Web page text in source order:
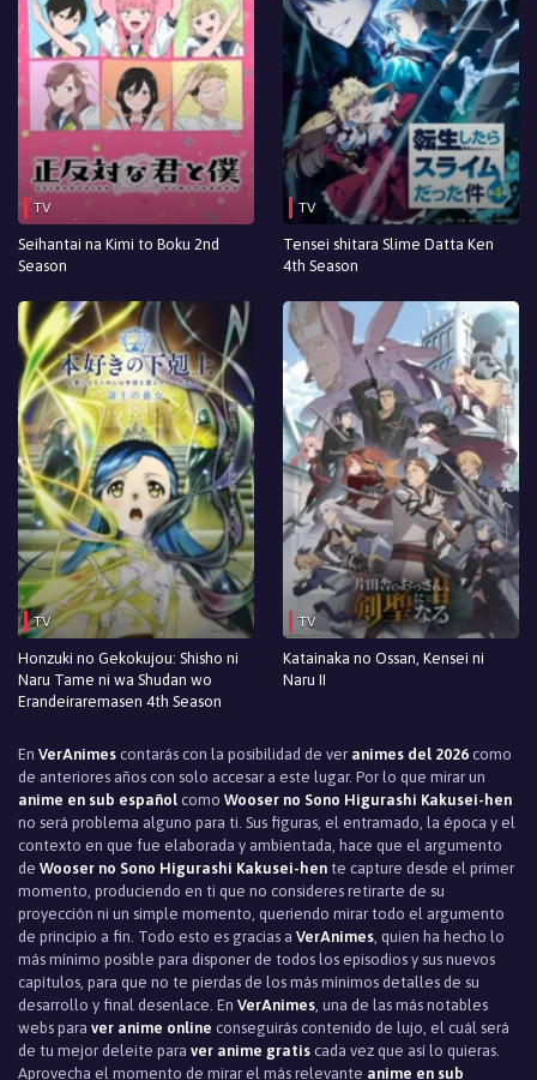
TV
Seihantai na Kimi to Boku 2nd
Season
TV
Tensei shitara Slime Datta Ken
4th Season
TV
Honzuki no Gekokujou: Shisho ni
Naru Tame ni wa Shudan wo
Erandeiraremasen 4th Season
TV
Katainaka no Ossan, Kensei ni
Naru II
En VerAnimes contarás con la posibilidad de ver animes del 2026 como
de anteriores años con solo accesar a este lugar. Por lo que mirar un
anime en sub español como Wooser no Sono Higurashi Kakusei-hen
no será problema alguno para ti. Sus figuras, el entramado, la época y el
contexto en que fue elaborada y ambientada, hace que el argumento
de Wooser no Sono Higurashi Kakusei-hen te capture desde el primer
momento, produciendo en ti que no consideres retirarte de su
proyección ni un simple momento, queriendo mirar todo el argumento
de principio a fin. Todo esto es gracias a VerAnimes , quien ha hecho lo
más mínimo posible para disponer de todos los episodios y sus nuevos
capítulos, para que no te pierdas de los más mínimos detalles de su
desarrollo y final desenlace. En VerAnimes , una de las más notables
webs para ver anime online conseguirás contenido de lujo, el cuál será
de tu mejor deleite para ver anime gratis cada vez que así lo quieras.
Aprovecha el momento de mirar el más relevante anime en sub